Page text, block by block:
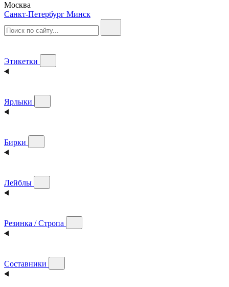
Москва
Санкт-Петербург Минск
Этикетки
Ярлыки
Бирки
Лейблы
Резинка / Стропа
Составники